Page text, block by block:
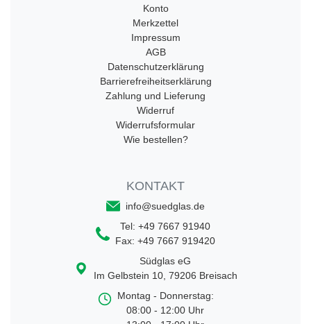
Konto
Merkzettel
Impressum
AGB
Datenschutzerklärung
Barrierefreiheitserklärung
Zahlung und Lieferung
Widerruf
Widerrufsformular
Wie bestellen?
KONTAKT
info@suedglas.de
Tel: +49 7667 91940
Fax: +49 7667 919420
Südglas eG
Im Gelbstein 10, 79206 Breisach
Montag - Donnerstag:
08:00 - 12:00 Uhr